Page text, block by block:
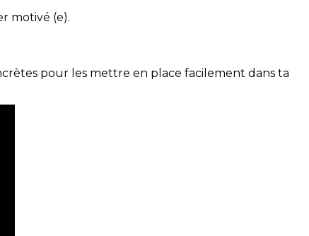
motivé (e).
pour les mettre en place facilement dans ta